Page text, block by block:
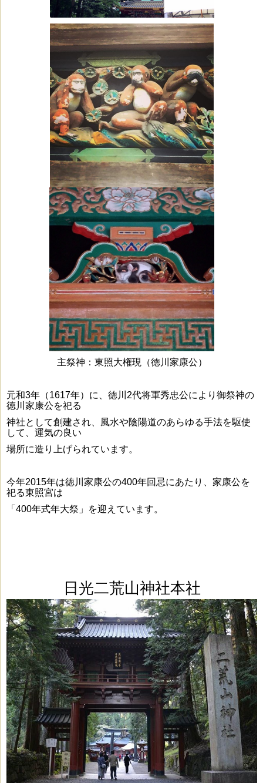
主祭神：東照大権現（徳川家康公）
元和3年（1617年）に、徳川2代将軍秀忠公により御祭神の
徳川家康公を祀る
神社として創建され、
風水や陰陽道のあらゆる手法を駆使
して、運気の良い
場所に造り上げられています。
今年2015年は徳川家康公の400年回忌にあたり、家康公を
祀る東照宮は
「400年式年大祭」を迎えています。
日光二荒山神社本社